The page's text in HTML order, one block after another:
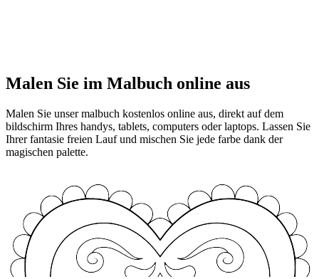
Malen Sie im Malbuch online aus
Malen Sie unser malbuch kostenlos online aus, direkt auf dem
bildschirm Ihres handys, tablets, computers oder laptops. Lassen Sie
Ihrer fantasie freien Lauf und mischen Sie jede farbe dank der
magischen palette.